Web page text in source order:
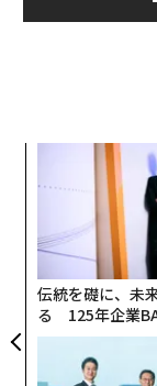
スト低下に
知られる著名
週末の出来事
ん」と警告し
統領のメディ
を明らかにす
伝統を礎に、未
る 125年企業
モークレスな未